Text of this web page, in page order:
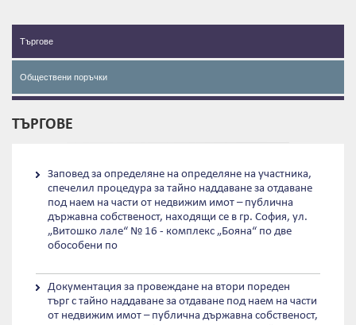
Търгове
Обществени поръчки
ТЪРГОВЕ
Заповед за определяне на определяне на участника,
спечелил процедура за тайно наддаване за отдаване
под наем на части от недвижим имот – публична
държавна собственост, находящи се в гр. София, ул.
„Витошко лале“ № 16 - комплекс „Бояна“ по две
обособени по
Документация за провеждане на втори пореден
търг с тайно наддаване за отдаване под наем на части
от недвижим имот – публична държавна собственост,